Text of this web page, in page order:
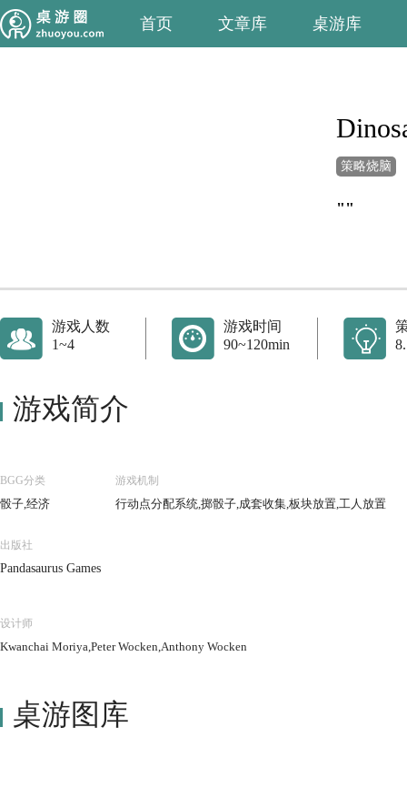
首页 文章库 桌游库
策略烧脑
""
游戏人数
1~4
游戏时间
90~120min
游戏简介
BGG分类
骰子,经济
游戏机制
行动点分配系统,掷骰子,成套收集,板块放置,工人放置
出版社
Pandasaurus Games
设计师
Kwanchai Moriya,Peter Wocken,Anthony Wocken
桌游图库